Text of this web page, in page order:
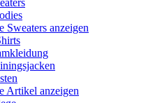
Sweaters anzeigen
Artikel anzeigen